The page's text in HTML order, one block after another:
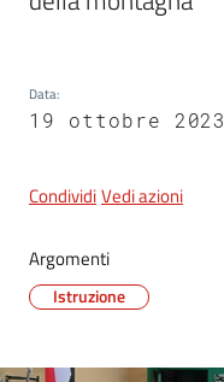
Tutti
Data:
19 ottobre 2023
CondividiVedi azioni
Argomenti
Istruzione